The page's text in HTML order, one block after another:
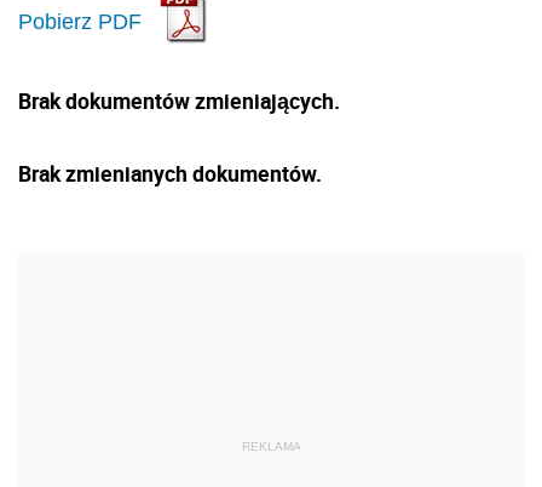
Pobierz PDF
Brak dokumentów zmieniających.
Brak zmienianych dokumentów.